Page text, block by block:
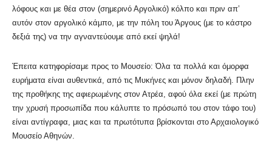
λόφους και με θέα στον (σημερινό Αργολικό) κόλπο και πριν απ’
αυτόν στον αργολικό κάμπο, με την πόλη του Άργους (με το κάστρο
δεξιά της) να την αγναντεύουμε από εκεί ψηλά!
Έπειτα κατηφορίσαμε προς το Μουσείο: Όλα τα πολλά και όμορφα
ευρήματα είναι αυθεντικά, από τις Μυκήνες και μόνον δηλαδή. Πλην
της προθήκης της αφιερωμένης στον Ατρέα, αφού όλα εκεί (με πρώτη
την χρυσή προσωπίδα που κάλυπτε το πρόσωπό του στον τάφο του)
είναι αντίγραφα, μιας και τα πρωτότυπα βρίσκονται στο Αρχαιολογικό
Μουσείο Αθηνών.